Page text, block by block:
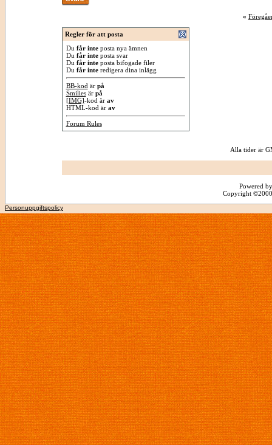
«
Regler för att posta
Du får inteposta nya ämnen
Du får inteposta svar
Du får inteposta bifogade filer
Du får interedigera dina inlägg
BB-kod är på
Smiliesär på
[IMG]-kod är av
HTML-kod är av
Forum Rules
Alla tider är
Powered
Copyright
Personuppgiftspolicy